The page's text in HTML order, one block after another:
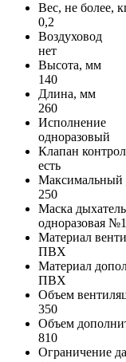
Вес, не более,
0,2
Воздуховод
нет
Высота, мм
140
Длина, мм
260
Исполнение
одноразовый
Клапан
есть
Максимальный
250
Маска
одноразовая №1
Материал
ПВХ
Материал
ПВХ
Объем
350
Объем
810
Ограничение